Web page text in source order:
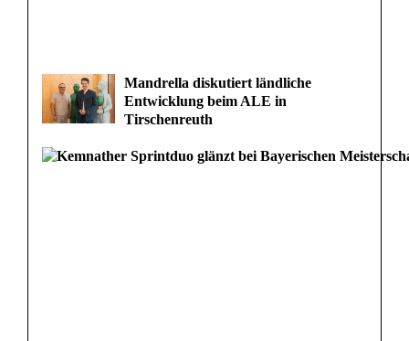
Mandrella diskutiert ländliche
Entwicklung beim ALE in
Tirschenreuth